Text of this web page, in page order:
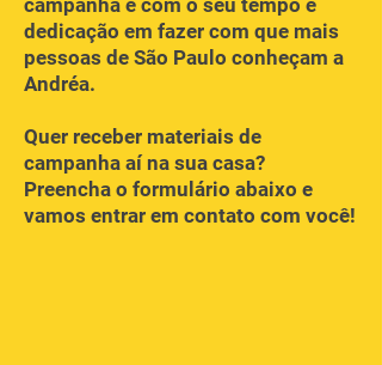
campanha é com o seu tempo e
dedicação em fazer com que mais
pessoas de São Paulo conheçam a
Andréa.
Quer receber materiais de
campanha aí na sua casa?
Preencha o formulário abaixo e
vamos entrar em contato com você!